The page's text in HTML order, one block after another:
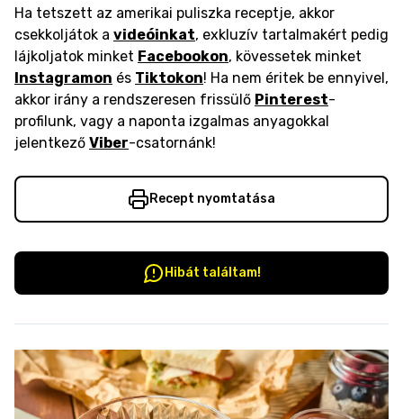
Ha tetszett az amerikai puliszka receptje, akkor
csekkoljátok a videóinkat, exkluzív tartalmakért pedig
lájkoljatok minket Facebookon, kövessetek minket
Instagramon és Tiktokon! Ha nem éritek be ennyivel,
akkor irány a rendszeresen frissülő Pinterest-
profilunk, vagy a naponta izgalmas anyagokkal
jelentkező Viber-csatornánk!
Recept nyomtatása
Hibát találtam!